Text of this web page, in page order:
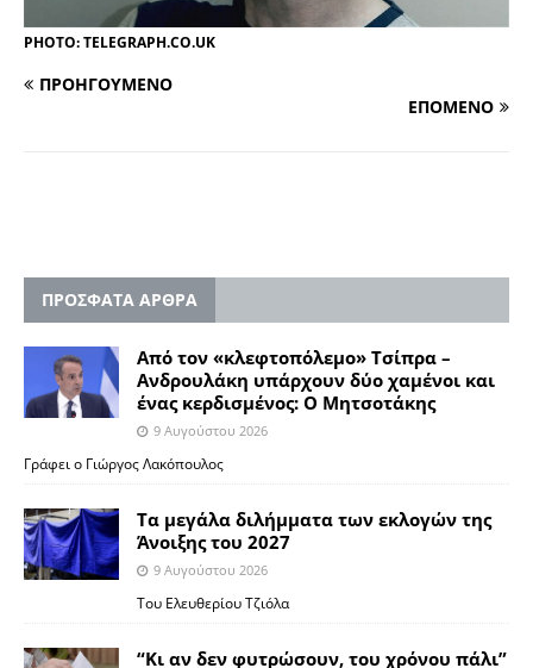
PHOTO: TELEGRAPH.CO.UK
ΠΡΟΗΓΟΥΜΕΝΟ
ΕΠΟΜΕΝΟ
ΠΡΟΣΦΑΤΑ ΑΡΘΡΑ
Από τον «κλεφτοπόλεμο» Τσίπρα –
Ανδρουλάκη υπάρχουν δύο χαμένοι και
ένας κερδισμένος: Ο Μητσοτάκης
9 Αυγούστου 2026
Γράφει ο Γιώργος Λακόπουλος
Τα μεγάλα διλήμματα των εκλογών της
Άνοιξης του 2027
9 Αυγούστου 2026
Του Ελευθερίου Τζιόλα
“Κι αν δεν φυτρώσουν, του χρόνου πάλι”